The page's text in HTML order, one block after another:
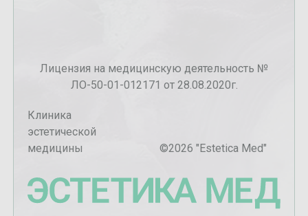
Клиника
эстетической
медицины
Лицензия на медицинскую деятельность №
ЛО-50-01-012171 от 28.08.2020г.
©2026 "Estetica Med"